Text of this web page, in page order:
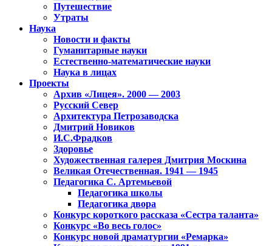
Путешествие
Утраты
Наука
Новости и факты
Гуманитарные науки
Естественно-математические науки
Наука в лицах
Проекты
Архив «Лицея». 2000 — 2003
Русский Север
Архитектура Петрозаводска
Дмитрий Новиков
И.С.Фрадков
Здоровье
Художественная галерея Дмитрия Москина
Великая Отечественная. 1941 — 1945
Педагогика С. Артемьевой
Педагогика школы
Педагогика двора
Конкурс короткого рассказа «Сестра таланта»
Конкурс «Во весь голос»
Конкурс новой драматургии «Ремарка»